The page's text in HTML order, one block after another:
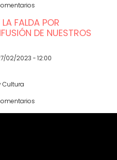
FALDA POR
DE NUESTROS
02/2023 - 12:00
Cultura